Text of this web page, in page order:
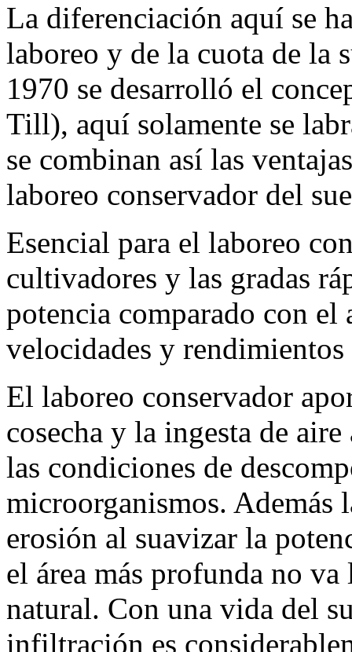
La diferenciación aquí se
laboreo y de la cuota de la
1970 se desarrolló el
Till), aquí solamente se
se combinan así las
laboreo conservador del
Esencial para el laboreo
cultivadores y las gradas
potencia comparado con el
velocidades y
El laboreo conservador
cosecha y la ingesta de
las condiciones de
microorganismos. Además
erosión al suavizar la
el área más profunda no
natural. Con una vida del
infiltración es